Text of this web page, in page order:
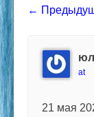
Comment
←
at
21 мая